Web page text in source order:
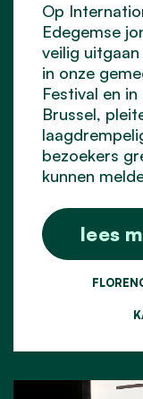
Op
Edegemse
veilig
in onze
Festival en
Brussel,
bezoekers
kunnen
lees